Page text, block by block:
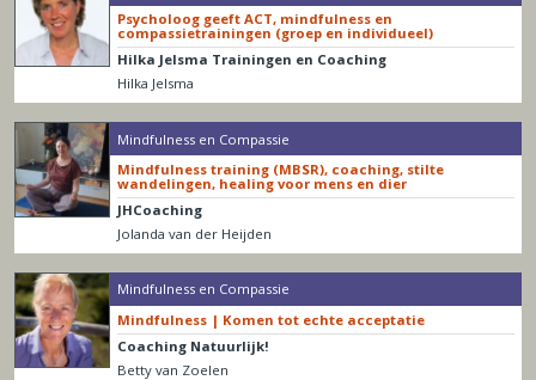
Psycholoog geeft ACT, mindfulness en
compassietrainingen (groep en individueel)
Hilka Jelsma Trainingen en Coaching
Hilka Jelsma
Mindfulness en Compassie
Mindfulness training (MBSR), coaching, stilte
wandelingen, healing voor mens en dier
JHCoaching
Jolanda van der Heijden
Mindfulness en Compassie
Mindfulness | Komen tot echte acceptatie
Coaching Natuurlijk!
Betty van Zoelen